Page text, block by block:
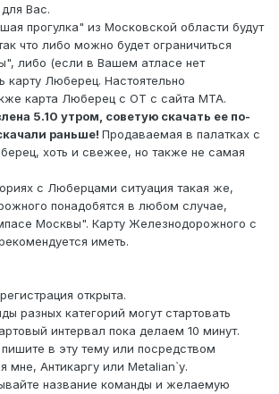
Вас.
прогулка" из Московской области будут
что либо можно будет ограничиться
либо (если в Вашем атласе нет
карту Люберец. Настоятельно
карта Люберец с ОТ с сайта МТА.
5.10 утром, советую скачать ее по-
раньше! Продаваемая в палатках с
хоть и свежее, но также не самая
с Люберцами ситуация такая же,
понадобятся в любом случае,
Москвы". Карту Железнодорожного с
иметь.
открыта.
разных категорий могут стартовать
интервал пока делаем 10 минут.
в эту тему или посредством
мне, Антикаргу или Metalian`у.
название команды и желаемую